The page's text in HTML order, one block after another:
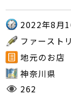
2022年8月
ファースト
地元のお店
神奈川県
262